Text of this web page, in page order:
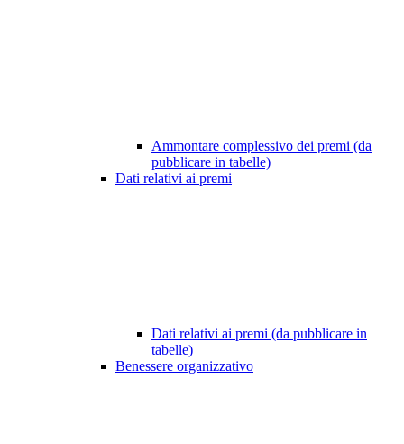
Ammontare complessivo dei premi (da
pubblicare in tabelle)
Dati relativi ai premi
Dati relativi ai premi (da pubblicare in
tabelle)
Benessere organizzativo